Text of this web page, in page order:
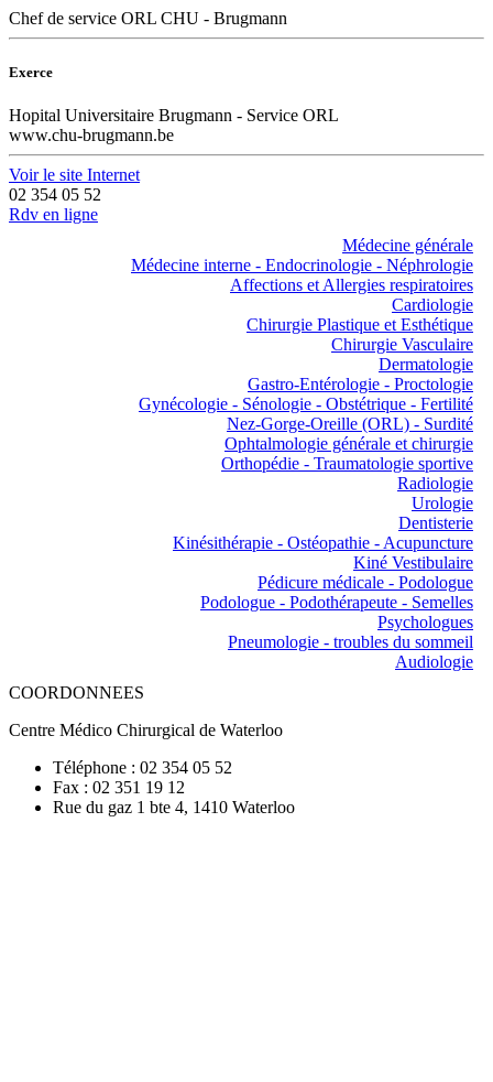
Chef de service ORL CHU - Brugmann
Exerce
Hopital Universitaire Brugmann - Service ORL
www.chu-brugmann.be
Voir le site Internet
02 354 05 52
Rdv en ligne
Médecine générale
Médecine interne - Endocrinologie - Néphrologie
Affections et Allergies respiratoires
Cardiologie
Chirurgie Plastique et Esthétique
Chirurgie Vasculaire
Dermatologie
Gastro-Entérologie - Proctologie
Gynécologie - Sénologie - Obstétrique - Fertilité
Nez-Gorge-Oreille (ORL) - Surdité
Ophtalmologie générale et chirurgie
Orthopédie - Traumatologie sportive
Radiologie
Urologie
Dentisterie
Kinésithérapie - Ostéopathie - Acupuncture
Kiné Vestibulaire
Pédicure médicale - Podologue
Podologue - Podothérapeute - Semelles
Psychologues
Pneumologie - troubles du sommeil
Audiologie
COORDONNEES
Centre Médico Chirurgical de Waterloo
Téléphone : 02 354 05 52
Fax : 02 351 19 12
Rue du gaz 1 bte 4, 1410 Waterloo